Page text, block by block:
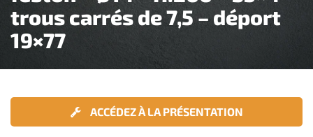
trous carrés de 7,5 – déport
19×77
ACCÉDEZ À LA PRÉSENTATION